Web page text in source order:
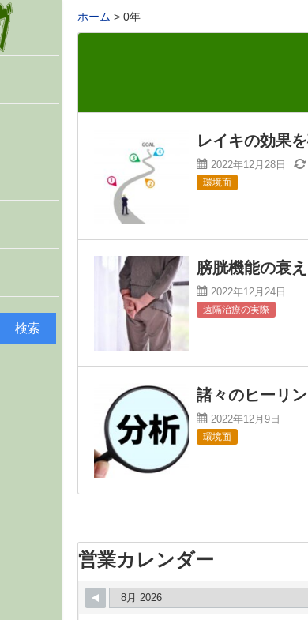
ホーム 0年
レイキの効果
2022年12月28日
環境面
膀胱機能の衰え
2022年12月24日
遠隔治療の実際
諸々のヒーリ
2022年12月9日
環境面
営業カレンダー